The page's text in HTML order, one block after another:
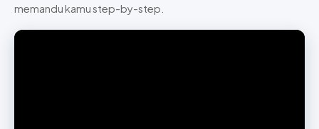
memandu kamu step-by-step.